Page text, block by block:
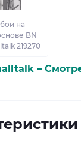
на
BN
219270
–